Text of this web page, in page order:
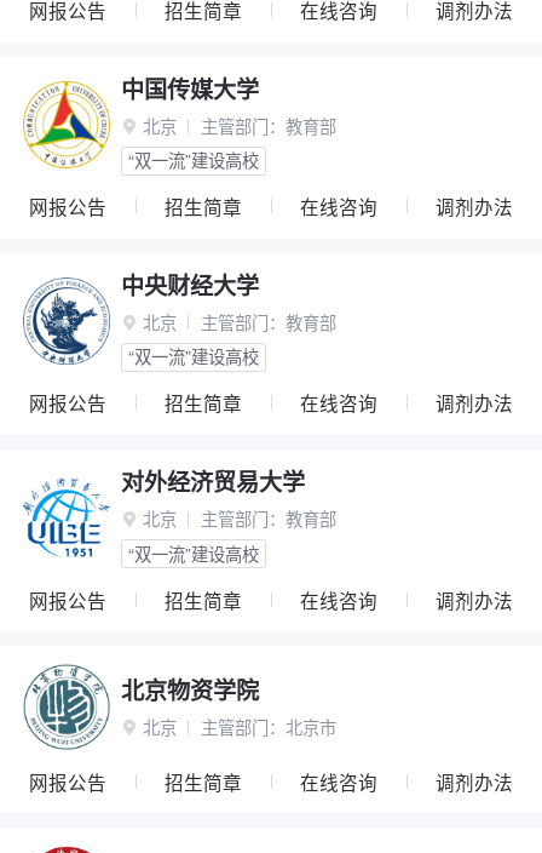
网报公告 招生简章 在线咨询 调剂办法
中国传媒大学
 北京 主管部门： 教育部
“双一流”建设高校
网报公告 招生简章 在线咨询 调剂办法
中央财经大学
 北京 主管部门： 教育部
“双一流”建设高校
网报公告 招生简章 在线咨询 调剂办法
对外经济贸易大学
 北京 主管部门： 教育部
“双一流”建设高校
网报公告 招生简章 在线咨询 调剂办法
北京物资学院
 北京 主管部门： 北京市
网报公告 招生简章 在线咨询 调剂办法